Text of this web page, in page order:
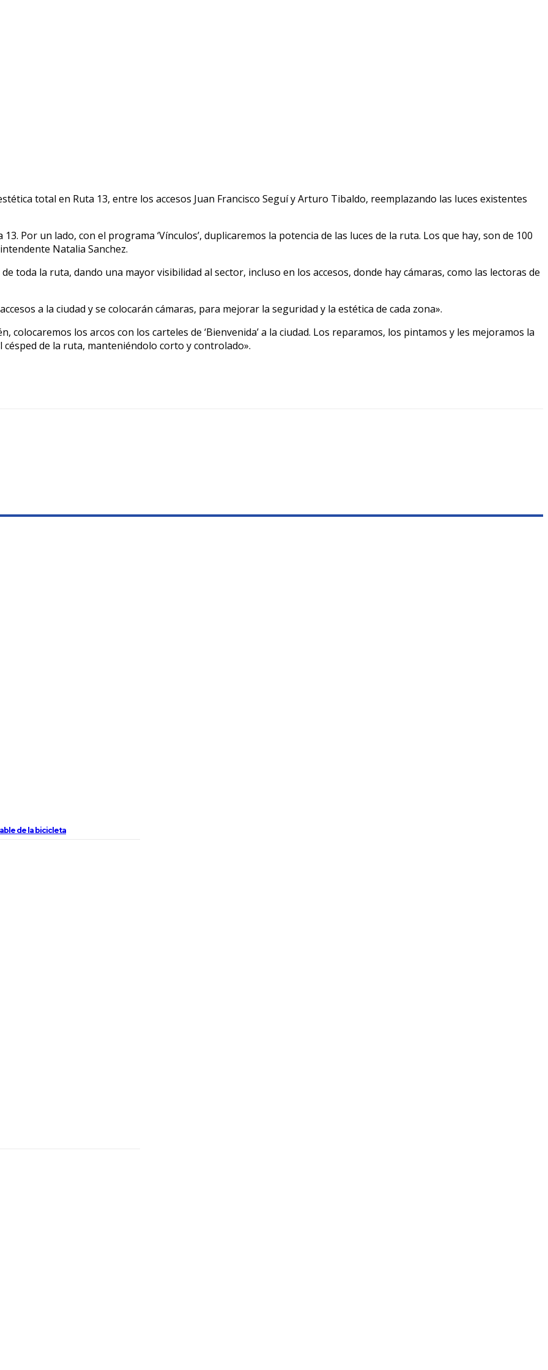
total en Ruta 13, entre los accesos Juan Francisco Seguí y Arturo Tibaldo, reemplazando las luces existentes
Por un lado, con el programa ‘Vínculos’, duplicaremos la potencia de las luces de la ruta. Los que hay, son de 100
Natalia Sanchez.
toda la ruta, dando una mayor visibilidad al sector, incluso en los accesos, donde hay cámaras, como las lectoras de
a la ciudad y se colocarán cámaras, para mejorar la seguridad y la estética de cada zona».
los arcos con los carteles de ‘Bienvenida’ a la ciudad. Los reparamos, los pintamos y les mejoramos la
de la ruta, manteniéndolo corto y controlado».
de la bicicleta